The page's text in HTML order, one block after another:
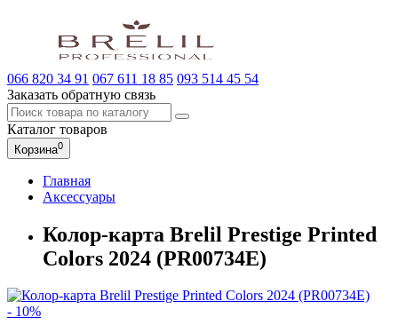
066 820 34 91 067 611 18 85 093 514 45 54
Заказать обратную связь
Каталог товаров
Корзина0
Главная
Аксессуары
Колор-карта Brelil Prestige Printed
Colors 2024 (PR00734E)
- 10%